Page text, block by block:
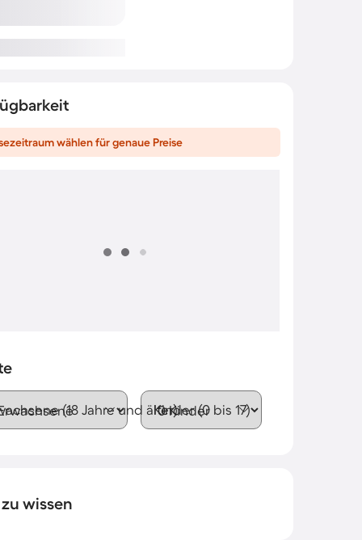
wählen für genaue Preise
(18 Jahre und älter)Kinder (0 bis 17)
wissen